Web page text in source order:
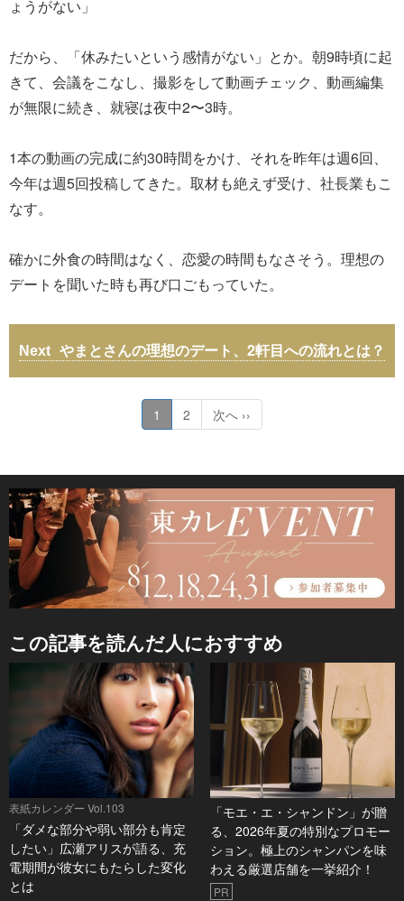
ょうがない」
だから、「休みたいという感情がない」とか。朝9時頃に起
きて、会議をこなし、撮影をして動画チェック、動画編集
が無限に続き、就寝は夜中2〜3時。
1本の動画の完成に約30時間をかけ、それを昨年は週6回、
今年は週5回投稿してきた。取材も絶えず受け、社長業もこ
なす。
確かに外食の時間はなく、恋愛の時間もなさそう。理想の
デートを聞いた時も再び口ごもっていた。
やまとさんの理想のデート、2軒目への流れとは？
1 2 次へ ››
この記事を読んだ人におすすめ
表紙カレンダー Vol.103
「ダメな部分や弱い部分も肯定
したい」広瀬アリスが語る、充
電期間が彼女にもたらした変化
とは
「モエ・エ・シャンドン」が贈
る、2026年夏の特別なプロモー
ション。極上のシャンパンを味
わえる厳選店舗を一挙紹介！
PR